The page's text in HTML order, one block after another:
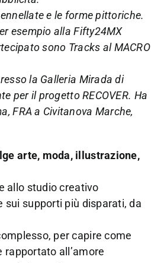
e le forme pittoriche.
esempio alla Fifty24MX
sono Tracks al MACRO
la Galleria Mirada di
per il progetto RECOVER. Ha
FRA a Civitanova Marche,
arte, moda, illustrazione,
allo studio creativo
sui supporti più disparati, da
per capire come
rapportato all’amore